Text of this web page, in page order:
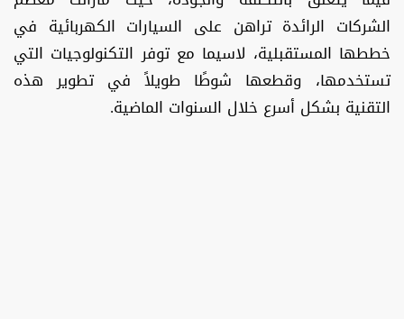
الشركات الرائدة تراهن على السيارات الكهربائية في
خططها المستقبلية، لاسيما مع توفر التكنولوجيات التي
تستخدمها، وقطعها شوطًا طويلاً في تطوير هذه
التقنية بشكل أسرع خلال السنوات الماضية.